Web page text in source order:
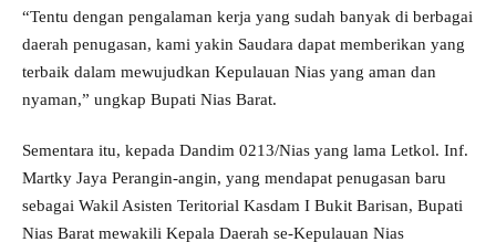
“Tentu dengan pengalaman kerja yang sudah banyak di berbagai
daerah penugasan, kami yakin Saudara dapat memberikan yang
terbaik dalam mewujudkan Kepulauan Nias yang aman dan
nyaman,” ungkap Bupati Nias Barat.
Sementara itu, kepada Dandim 0213/Nias yang lama Letkol. Inf.
Martky Jaya Perangin-angin, yang mendapat penugasan baru
sebagai Wakil Asisten Teritorial Kasdam I Bukit Barisan, Bupati
Nias Barat mewakili Kepala Daerah se-Kepulauan Nias